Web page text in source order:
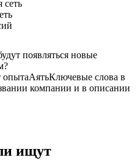
появляться новые
опытаАятьКлючевые слова в
компании и в описании
ищут